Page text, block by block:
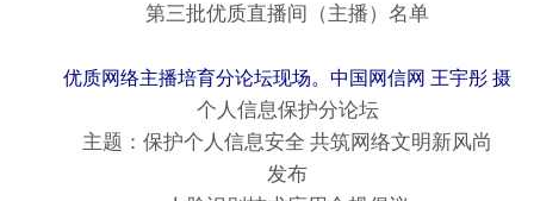
第三批优质直播间（主播）名单
优质网络主播培育分论坛现场。中国网信网 王宇彤 摄
个人信息保护分论坛
主题：保护个人信息安全 共筑网络文明新风尚
发布